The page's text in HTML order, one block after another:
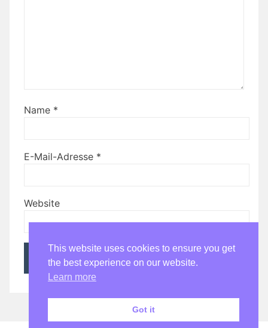
Name *
E-Mail-Adresse *
Website
This website uses cookies to ensure you get
the best experience on our website.
Learn more
Got it